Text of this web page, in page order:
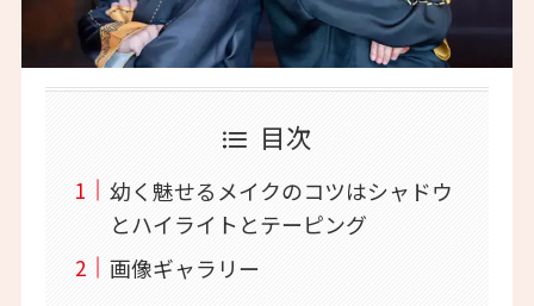
目次
幼く魅せるメイクのコツはシャドウ
とハイライトとテーピング
画像ギャラリー